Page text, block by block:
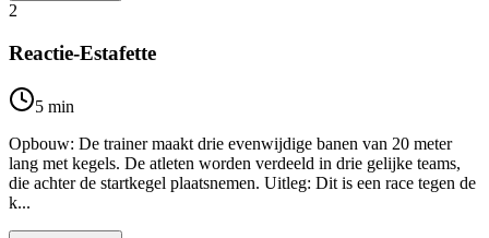
2
Reactie-Estafette
5 min
Opbouw: De trainer maakt drie evenwijdige banen van 20 meter
lang met kegels. De atleten worden verdeeld in drie gelijke teams,
die achter de startkegel plaatsnemen. Uitleg: Dit is een race tegen de
k...